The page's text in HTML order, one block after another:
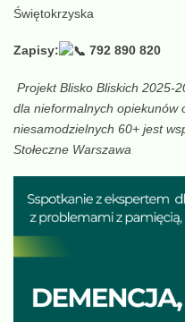
Świętokrzyska
Zapisy: 792 890 820
Projekt Blisko Bliskich 2025-
dla nieformalnych opiekunów
niesamodzielnych 60+ jest
Stołeczne Warszawa